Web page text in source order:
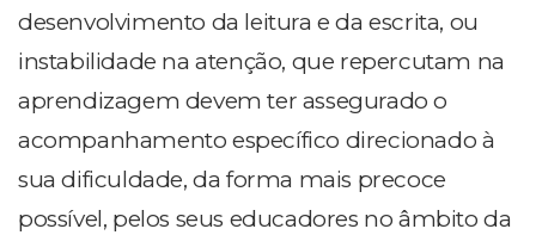
desenvolvimento da leitura e da escrita, ou
instabilidade na atenção, que repercutam na
aprendizagem devem ter assegurado o
acompanhamento específico direcionado à
sua dificuldade, da forma mais precoce
possível, pelos seus educadores no âmbito da